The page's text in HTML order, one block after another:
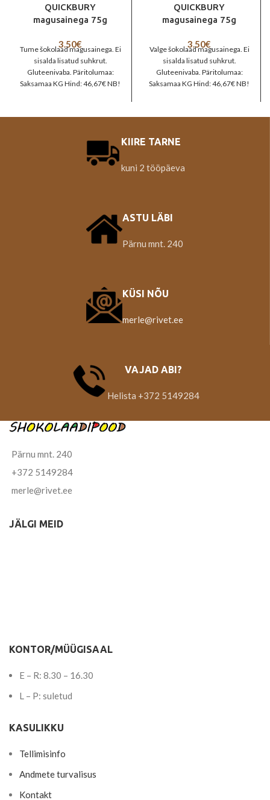
QUICKBURY
magusainega 75g
3.50€
Tume šokolaad magusainega. Ei
sisalda lisatud suhkrut.
Gluteenivaba. Päritolumaa:
Saksamaa KG Hind: 46,67€ NB!
QUICKBURY
magusainega 75g
3.50€
Valge šokolaad magusainega. Ei
sisalda lisatud suhkrut.
Gluteenivaba. Päritolumaa:
Saksamaa KG Hind: 46,67€ NB!
KIIRE TARNE
kuni 2 tööpäeva
ASTU LÄBI
Pärnu mnt. 240
KÜSI NÕU
merle@rivet.ee
VAJAD ABI?
Helista +372 5149284
Pärnu mnt. 240
+372 5149284
merle@rivet.ee
JÄLGI MEID
KONTOR/MÜÜGISAAL
E – R: 8.30 – 16.30
L – P: suletud
KASULIKKU
Tellimisinfo
Andmete turvalisus
Kontakt